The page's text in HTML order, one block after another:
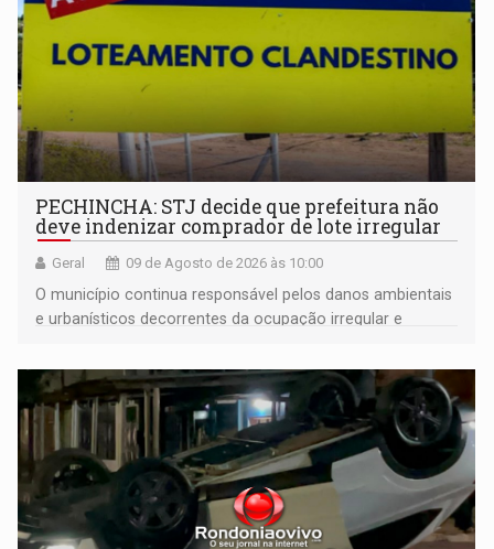
PECHINCHA: STJ decide que prefeitura não
deve indenizar comprador de lote irregular
Geral 09 de Agosto de 2026 às 10:00
O município continua responsável pelos danos ambientais
e urbanísticos decorrentes da ocupação irregular e